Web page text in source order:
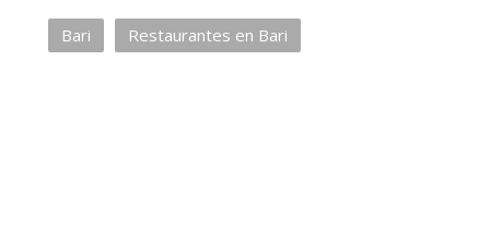
Bari Restaurantes en Bari